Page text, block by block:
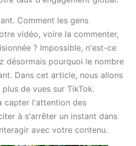
Comment les gens
vidéo, voire la commenter,
? Impossible, n'est-ce
désormais pourquoi le nombre
Dans cet article, nous allons
de vues sur TikTok.
capter l'attention des
à s'arrêter un instant dans
avec votre contenu.